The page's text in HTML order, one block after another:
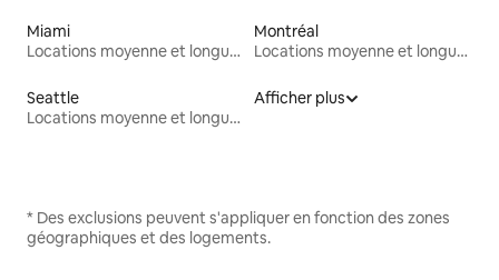
Miami
Locations moyenne et longue durée
Montréal
Locations moyenne et longue durée
Seattle
Locations moyenne et longue durée
Afficher plus
* Des exclusions peuvent s'appliquer en fonction des zones
géographiques et des logements.